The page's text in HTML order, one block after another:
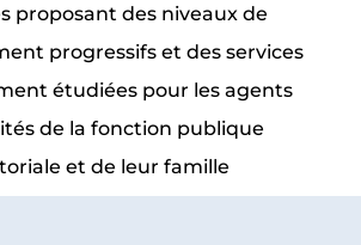
proposant des niveaux de
progressifs et des services
étudiées pour les agents
de la fonction publique
et de leur famille